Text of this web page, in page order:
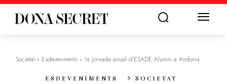
Societat Esdeveniments 1a jornada anual d'ESADE Alumni a Andorra
ESDEVENIMENTS SOCIETAT